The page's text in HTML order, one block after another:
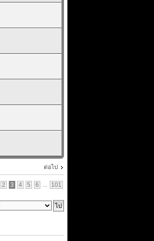
ต่อไป
2 3 4 5 6 ... 101